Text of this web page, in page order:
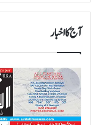
آج کا اخبار